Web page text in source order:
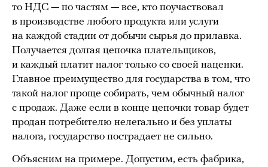
то НДС — по частям — все, кто поучаствовал
в производстве любого продукта или услуги
на каждой стадии от добычи сырья до прилавка.
Получается долгая цепочка плательщиков,
и каждый платит налог только со своей наценки.
Главное преимущество для государства в том, что
такой налог проще собирать, чем обычный налог
с продаж. Даже если в конце цепочки товар будет
продан потребителю нелегально и без уплаты
налога, государство пострадает не сильно.
Объясним на примере. Допустим, есть фабрика,